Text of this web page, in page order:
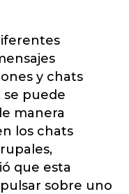
y chats
se puede
manera
los chats
que esta
sobre uno